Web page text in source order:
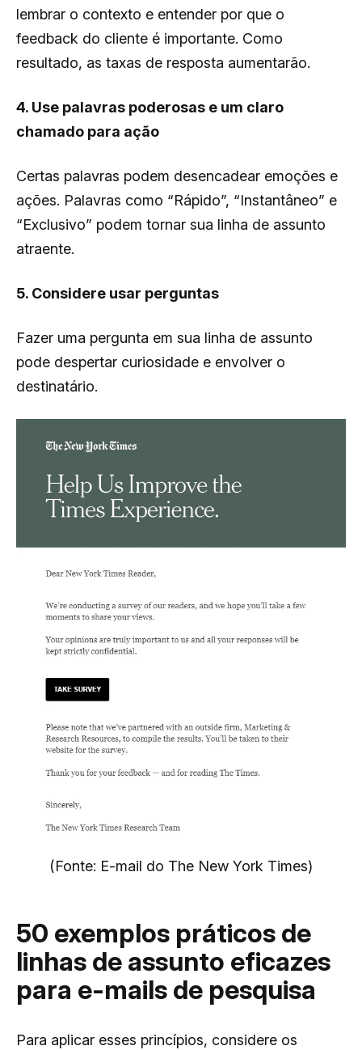
lembrar o contexto e entender por que o
feedback do cliente é importante. Como
resultado, as taxas de resposta aumentarão.
4. Use palavras poderosas e um claro
chamado para ação
Certas palavras podem desencadear emoções e
ações. Palavras como “Rápido”, “Instantâneo” e
“Exclusivo” podem tornar sua linha de assunto
atraente.
5. Considere usar perguntas
Fazer uma pergunta em sua linha de assunto
pode despertar curiosidade e envolver o
destinatário.
(Fonte: E-mail do The New York Times)
50 exemplos práticos de
linhas de assunto eficazes
para e-mails de pesquisa
Para aplicar esses princípios, considere os